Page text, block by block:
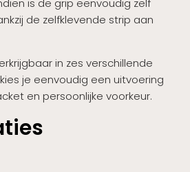
is de grip eenvoudig zelf
de zelfklevende strip aan
in zes verschillende
je eenvoudig een uitvoering
en persoonlijke voorkeur.